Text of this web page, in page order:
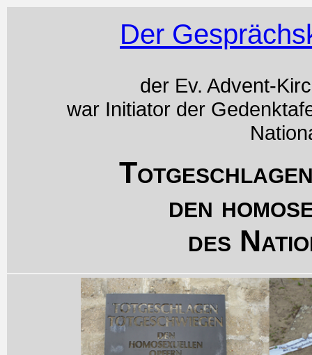
Der
der Ev. Advent-
war Initiator der
den
des